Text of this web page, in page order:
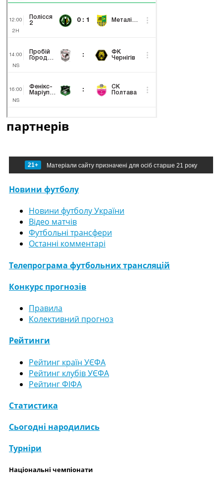
партнерів
21+ Матеріали сайту призначені для осіб старше 21 року
Новини футболу
Новини футболу України
Відео матчів
Футбольні трансфери
Останні комментарі
Телепрограма футбольних трансляцій
Конкурс прогнозів
Правила
Колективний прогноз
Рейтинги
Рейтинг країн УЄФА
Рейтинг клубів УЄФА
Рейтинг ФІФА
Статистика
Сьогодні народились
Турніри
Національні чемпіонати